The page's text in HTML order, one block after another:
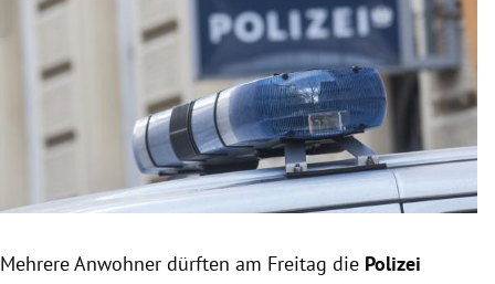
Untermenü
Untermenü
Untermenü
Mehrere Anwohner dürften am Freitag die Polizei